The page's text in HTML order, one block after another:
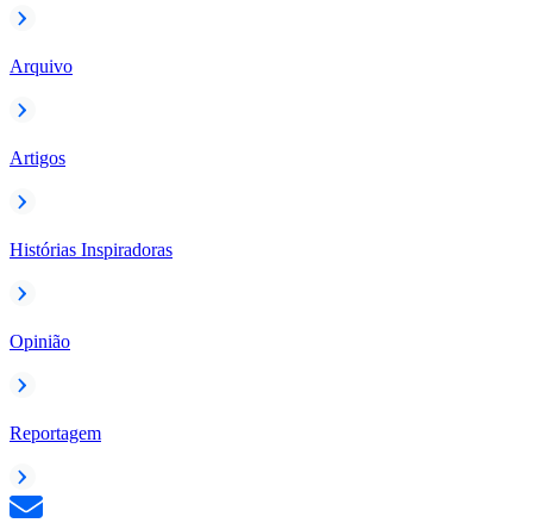
Arquivo
Artigos
Histórias Inspiradoras
Opinião
Reportagem